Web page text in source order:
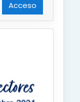
Acceso